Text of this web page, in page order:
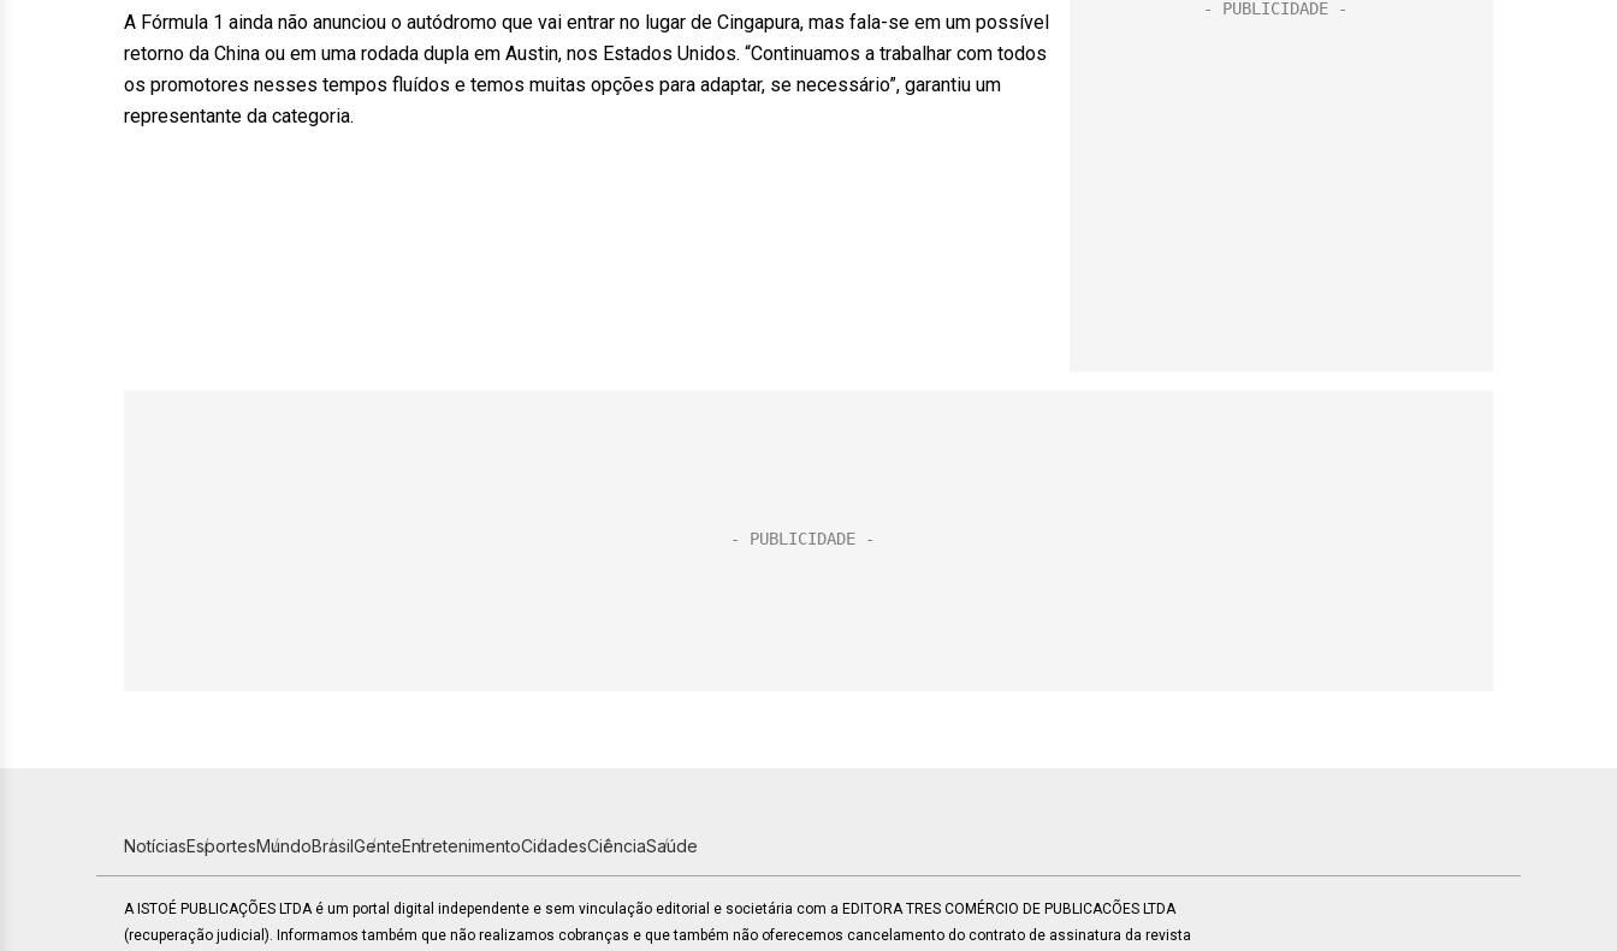
A Fórmula 1 ainda não anunciou o autódromo que vai entrar no lugar de Cingapura, mas fala-se em um possível
retorno da China ou em uma rodada dupla em Austin, nos Estados Unidos. “Continuamos a trabalhar com todos
os promotores nesses tempos fluídos e temos muitas opções para adaptar, se necessário”, garantiu um
representante da categoria.
NotíciasEsportesMundoBrasilGenteEntretenimentoCidadesCiênciaSaúde
A ISTOÉ PUBLICAÇÕES LTDA é um portal digital independente e sem vinculação editorial e societária com a EDITORA TRES COMÉRCIO DE PUBLICACÕES LTDA
(recuperação judicial). Informamos também que não realizamos cobranças e que também não oferecemos cancelamento do contrato de assinatura da revista